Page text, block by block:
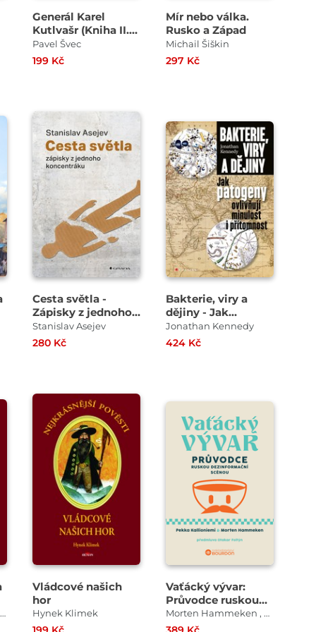
Generál Karel
Kutlvašr (Kniha II.) -
Hlas z vězení,
paměť rodiny,
Pavel Švec
199 Kč
Mír nebo válka.
Rusko a Západ
Michail Šiškin
297 Kč
Cesta světla -
Zápisky z jednoho
koncentráku
Stanislav Asejev
280 Kč
Bakterie, viry a
dějiny - Jak
patogeny ovlivňují
minulost i
Jonathan Kennedy
424 Kč
Naděžda Lázničková , Taťána Polášková
Vládcové našich
hor
Hynek Klimek
Vaťácký vývar:
Průvodce ruskou
dezinformační
scénou
Morten Hammeken , Pekka Kallioniemi